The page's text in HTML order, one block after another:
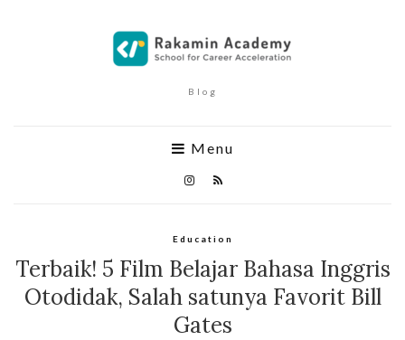
Blog
Menu
Education
Terbaik! 5 Film Belajar Bahasa Inggris
Otodidak, Salah satunya Favorit Bill
Gates